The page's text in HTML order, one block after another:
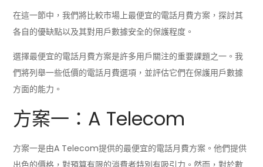
在這一節中，我們將比較市場上最便宜的電話月費方案，探討其
各自的優缺點以及其對用戶數據安全的保護程度。
選擇最便宜的電話月費方案是許多用戶關注的重要課題之一。我
們將列舉一些低價的電話月費選項，並評估它們在保護用戶數據
方面的能力。
方案一：A Telecom
方案一是由A Telecom提供的最便宜的電話月費方案。他們提供